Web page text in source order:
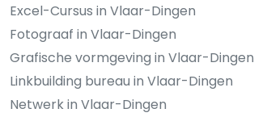
Excel-Cursus in Vlaar-Dingen
Fotograaf in Vlaar-Dingen
Grafische vormgeving in Vlaar-Dingen
Linkbuilding bureau in Vlaar-Dingen
Netwerk in Vlaar-Dingen